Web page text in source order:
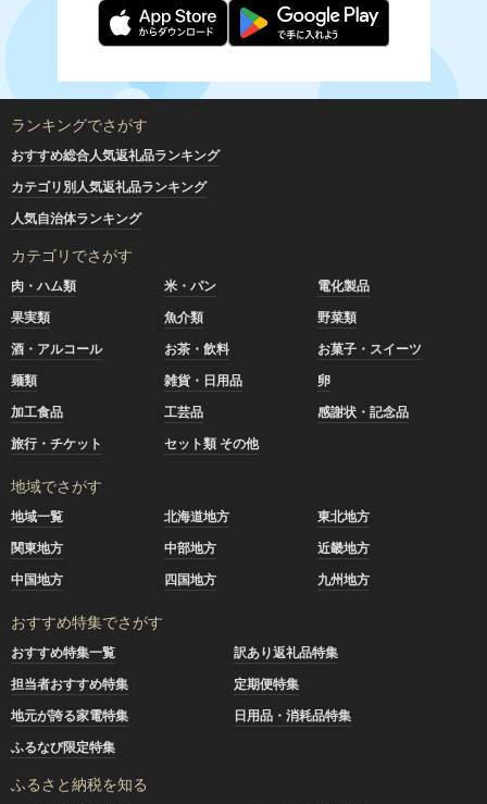
ランキングでさがす
おすすめ総合人気返礼品ランキング
カテゴリ別人気返礼品ランキング
人気自治体ランキング
カテゴリでさがす
肉・ハム類 米・パン
電化製品
果実類
魚介類
野菜類
酒・アルコール
お茶・飲料
お菓子・スイーツ
麺類
雑貨・日用品
卵
加工食品
工芸品
感謝状・記念品
旅行・チケット
セット類 その他
地域でさがす
地域一覧 北海道地方
東北地方
関東地方
中部地方
近畿地方
中国地方
四国地方 九州地方
おすすめ特集でさがす
おすすめ特集一覧
訳あり返礼品特集
担当者おすすめ特集
定期便特集
地元が誇る家電特集
日用品・消耗品特集
ふるなび限定特集
ふるさと納税を知る